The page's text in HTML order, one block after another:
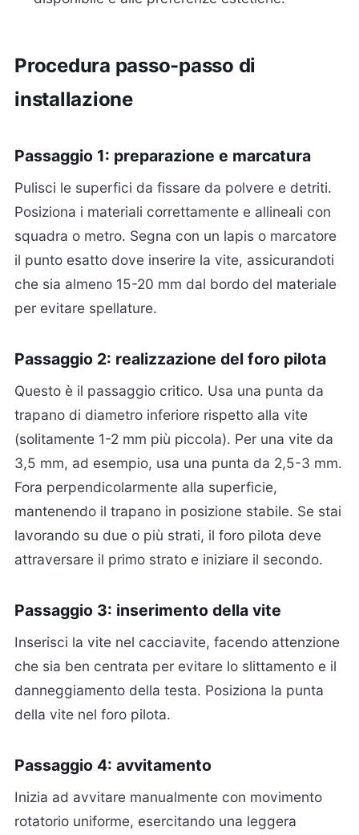
Procedura passo-passo di
installazione
Passaggio 1: preparazione e marcatura
Pulisci le superfici da fissare da polvere e detriti.
Posiziona i materiali correttamente e allineali con
squadra o metro. Segna con un lapis o marcatore
il punto esatto dove inserire la vite, assicurandoti
che sia almeno 15-20 mm dal bordo del materiale
per evitare spellature.
Passaggio 2: realizzazione del foro pilota
Questo è il passaggio critico. Usa una punta da
trapano di diametro inferiore rispetto alla vite
(solitamente 1-2 mm più piccola). Per una vite da
3,5 mm, ad esempio, usa una punta da 2,5-3 mm.
Fora perpendicolarmente alla superficie,
mantenendo il trapano in posizione stabile. Se stai
lavorando su due o più strati, il foro pilota deve
attraversare il primo strato e iniziare il secondo.
Passaggio 3: inserimento della vite
Inserisci la vite nel cacciavite, facendo attenzione
che sia ben centrata per evitare lo slittamento e il
danneggiamento della testa. Posiziona la punta
della vite nel foro pilota.
Passaggio 4: avvitamento
Inizia ad avvitare manualmente con movimento
rotatorio uniforme, esercitando una leggera